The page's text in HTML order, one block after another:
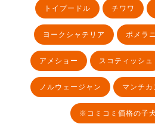
トイプードル チワワ
ヨークシャテリア ポメラ
アメショー スコティッシュ
ノルウェージャン マンチカ
※コミコミ価格の子